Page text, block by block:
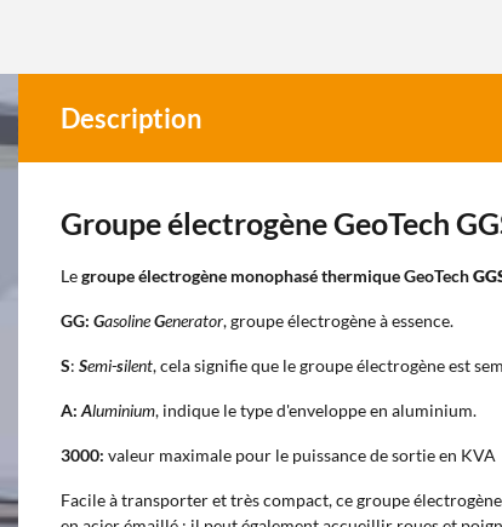
Description
Groupe électrogène GeoTech
Legroupe électrogène monophasé thermique GeoTech
GG: GasolineGenerator, groupe électrogène à essence.
S: Semi-silent, cela signifie que le groupe électrogène est
A: Aluminium, indique le type d'enveloppe en aluminium.
3000: valeur maximale pour le puissance de sortie en KVA
Facile à transporter et très compact, ce groupe